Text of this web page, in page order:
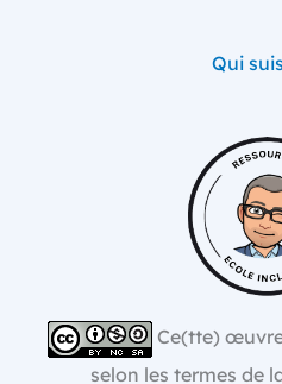
Qui
Ce(tte)
selon les termes de